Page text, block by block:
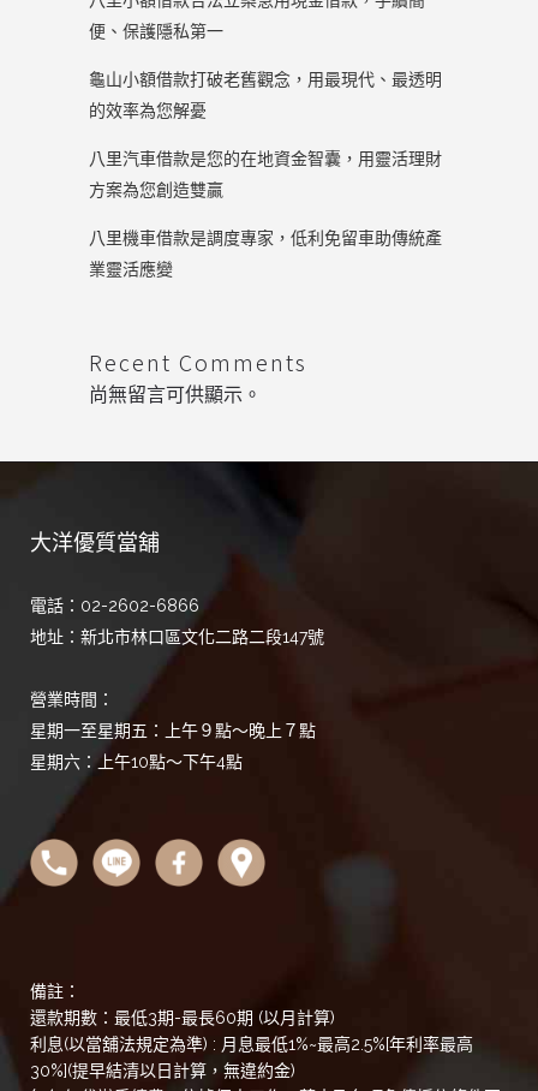
便、保護隱私第一
龜山小額借款打破老舊觀念，用最現代、最透明
的效率為您解憂
八里汽車借款是您的在地資金智囊，用靈活理財
方案為您創造雙贏
八里機車借款是調度專家，低利免留車助傳統產
業靈活應變
Recent Comments
尚無留言可供顯示。
大洋優質當舖
電話：02-2602-6866
地址：新北市林口區文化二路二段147號
營業時間：
星期一至星期五：上午９點～晚上７點
星期六：上午10點～下午4點
備註：
還款期數：最低3期-最長60期 (以月計算)
利息(以當舖法規定為準) : 月息最低1%~最高2.5%[年利率最高
30%](提早結清以日計算，無違約金)